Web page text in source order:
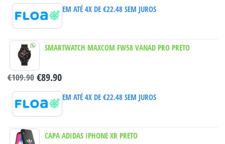
EM ATÉ 4X DE €22.48SEM JUROS
SMARTWATCH MAXCOM FW58 VANAD PRO PRETO
€109.90 €89.90
EM ATÉ 4X DE €22.48SEM JUROS
CAPA ADIDAS IPHONE XR PRETO